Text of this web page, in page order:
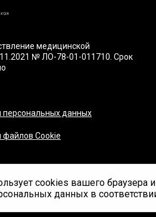
cookies вашего браузера
данных в
медицинской
№ ЛО-78-01-011710. Срок
персональных данных
файлов Cookie
Клиника